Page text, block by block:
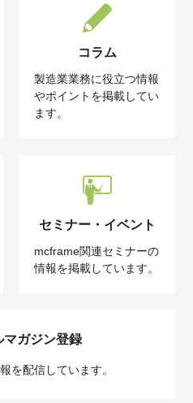
コラム
製造業業務に役立つ情報
やポイントを掲載してい
ます。
セミナー・イベント
mcframe関連セミナーの
情報を掲載しています。
マガジン登録
を配信しています。